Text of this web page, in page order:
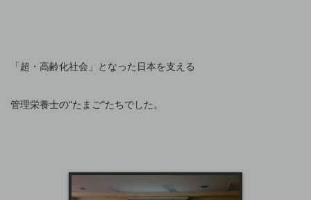
「超・高齢化社会」となった日本を支える
管理栄養士の“たまご”たちでした。